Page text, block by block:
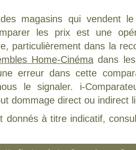
magasins qui vendent
les prix est une
particulièrement dans la
Home-Cinémadans les
erreur dans cette
le signaler. i-
dommage direct ou indirect
donnés à titre indicatif,